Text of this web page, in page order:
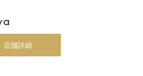
店舗詳細